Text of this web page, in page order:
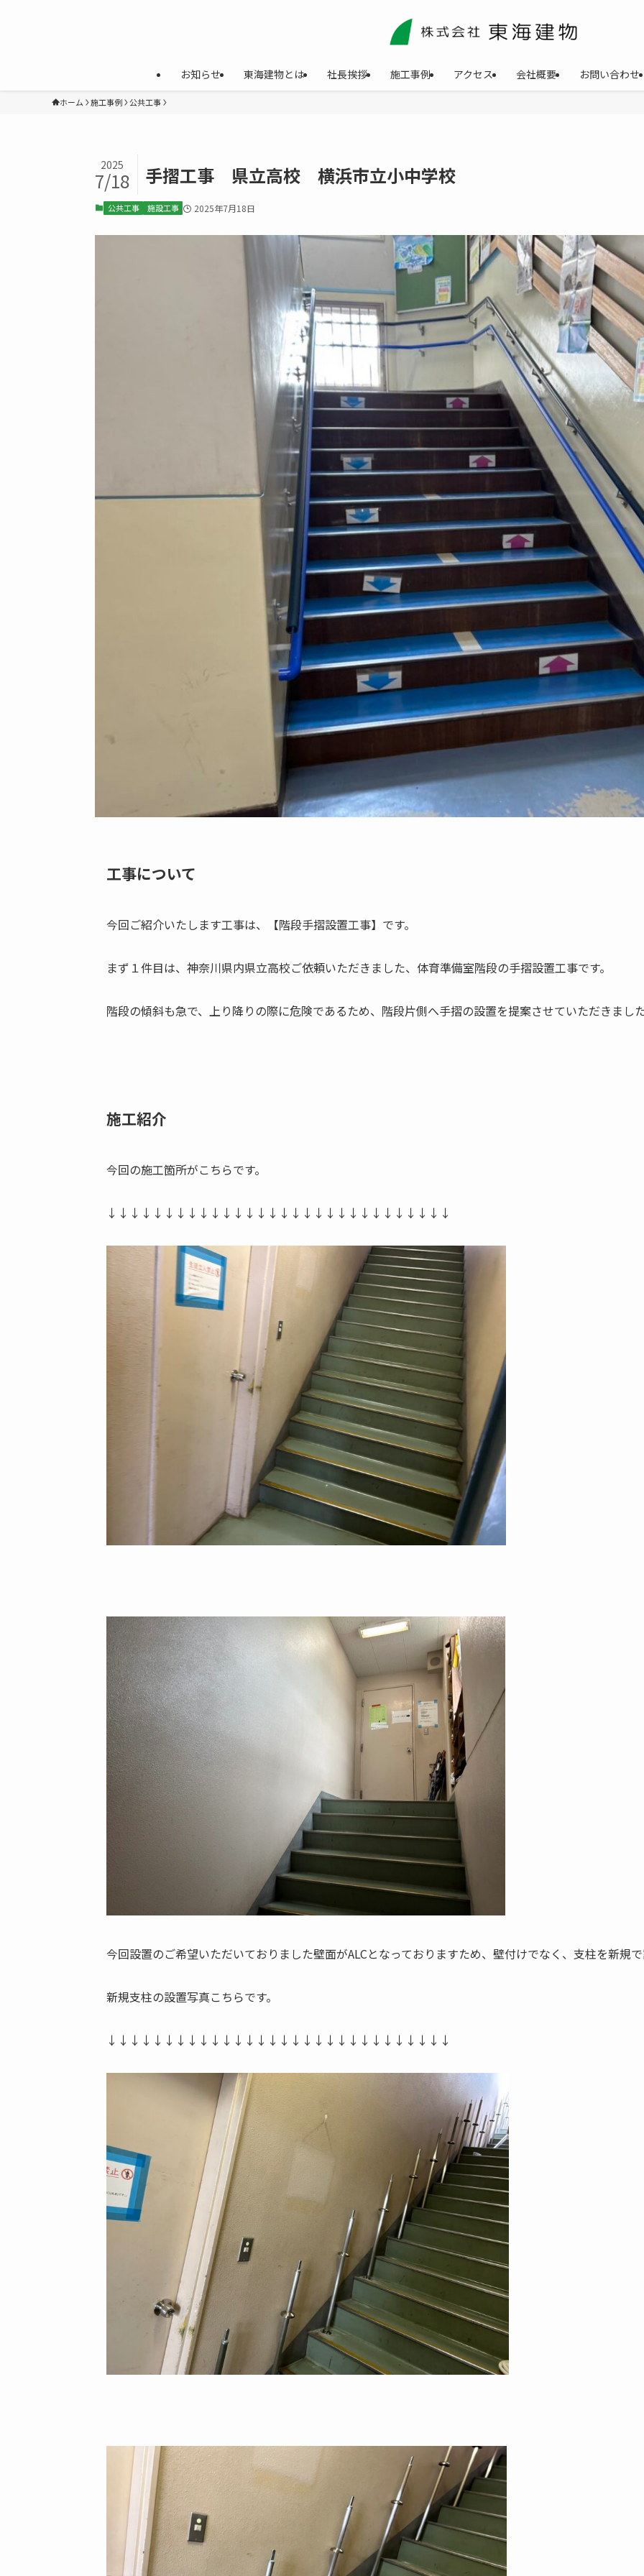
お知らせ 東海建物とは 社長挨拶 施工事例 アクセス 会社概要 お問い合わせ
ホーム 施工事例 公共工事
手摺工事 県立高校 横浜市立小中学校
2025
7/18
公共工事 施設工事 2025年7月18日
工事について
今回ご紹介いたします工事は、【階段手摺設置工事】です。
まず１件目は、神奈川県内県立高校ご依頼いただきました、体育準備室階段の手摺設置工事です。
階段の傾斜も急で、上り降りの際に危険であるため、階段片側へ手摺の設置を提案させていただきまし
施工紹介
今回の施工箇所がこちらです。
↓↓↓↓↓↓↓↓↓↓↓↓↓↓↓↓↓↓↓↓↓↓↓↓↓↓↓↓↓↓
今回設置のご希望いただいておりました壁面がALCとなっておりますため、壁付けでなく、支柱を新規
新規支柱の設置写真こちらです。
↓↓↓↓↓↓↓↓↓↓↓↓↓↓↓↓↓↓↓↓↓↓↓↓↓↓↓↓↓↓